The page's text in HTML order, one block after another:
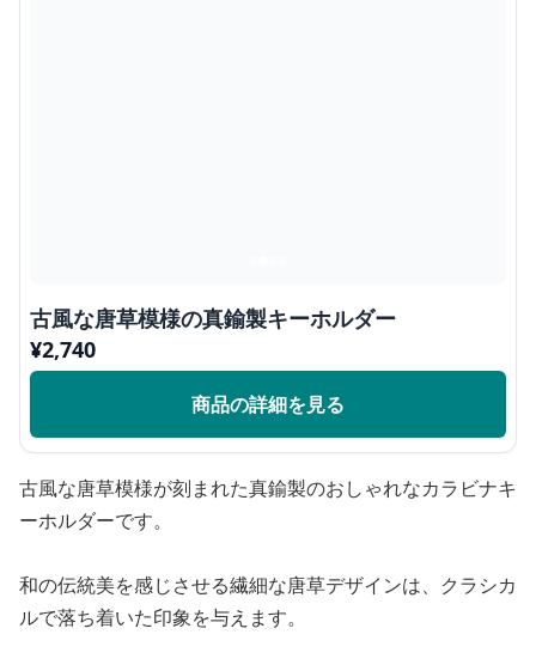
古風な唐草模様の真鍮製キーホルダー
¥2,740
商品の詳細を見る
古風な唐草模様が刻まれた真鍮製のおしゃれなカラビナキ
ーホルダーです。
和の伝統美を感じさせる繊細な唐草デザインは、クラシカ
ルで落ち着いた印象を与えます。